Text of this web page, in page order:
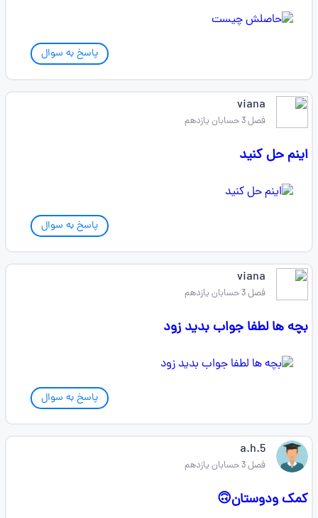
پاسخ به سوال
viana
فصل 3 حسابان یازدهم
اینم حل کنید
پاسخ به سوال
viana
فصل 3 حسابان یازدهم
بچه ها لطفا جواب بدید زود
پاسخ به سوال
a.h.5
فصل 3 حسابان یازدهم
کمک ودوستان🙃